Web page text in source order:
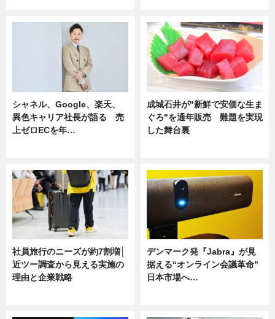
シャネル、Google、楽天、
異色キャリア社長が語る 売
上ゼロECを年…
成城石井が"新鮮で安価な生ま
ぐろ"を通年販売 難題を実現
した舞台裏
社員旅行のニーズが約7割増│
近ツー調査から見える実施の
理由と企業戦略
デンマーク発『Jabra』が見
据える“オンライン会議革命”
日本市場へ…